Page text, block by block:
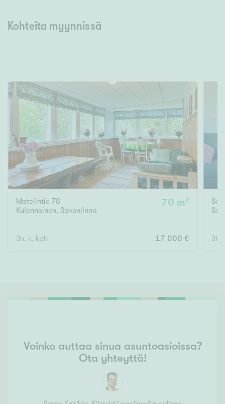
Kohteita myynnissä
Matelintie 78
Kulennoinen, Savonlinna
70 m²
3h, k, kph 17 000 € 3h,
Voinko auttaa sinua asuntoasioissa?
Ota yhteyttä!